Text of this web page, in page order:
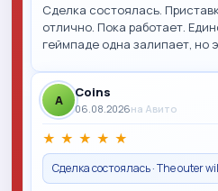
Сделка состоялась.
отлично. Пока работает.
геймпаде одна залипает, но
A Coins
06.08.2026на Авито
★ ★ ★ ★ ★
Сделка состоялась · The outer